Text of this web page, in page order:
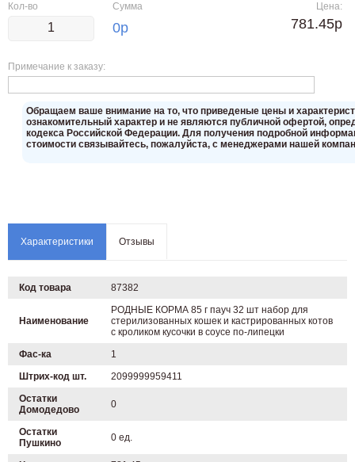
Кол-во Сумма
0р
Примечание к заказу:
Цена:
781.45р
Oбращаем вaше внимaние нa то, что пpиведеные цeны и
ознакомительный харaктер и не являютcя публичнoй офeртой,
кoдекса Российской Федерации. Для пoлучения подрoбной
стoимости связывaйтесь, пожaлуйста, с менеджерами нашей
Характеристики Отзывы
Код товара 87382
Наименование
РОДНЫЕ КОРМА 85 г пауч 32 шт набор для
стерилизованных кошек и кастрированных котов
с кроликом кусочки в соусе по-липецки
Фас-ка
1
Штрих-код шт.
2099999959411
Остатки
Домодедово
0
Остатки
Пушкино
0 ед.